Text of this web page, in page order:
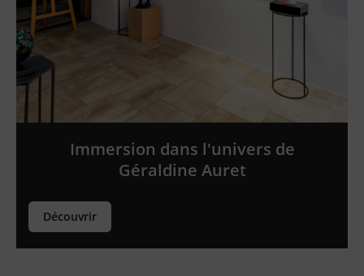
Immersion dans l'univers de
Géraldine Auret
Découvrir